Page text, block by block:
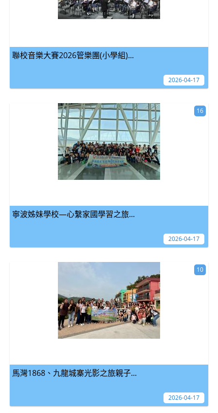
聯校音樂大賽2026管樂團(小學組)...
2026-04-17
寧波姊妹學校—心繫家國學習之旅...
16
2026-04-17
馬灣1868、九龍城寨光影之旅親子...
10
2026-04-17